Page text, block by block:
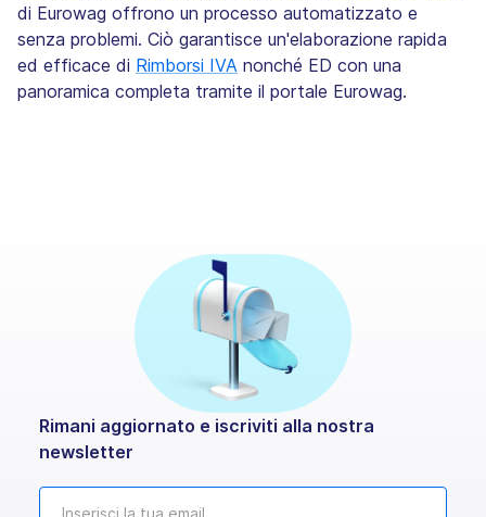
di Eurowag offrono un processo automatizzato e
senza problemi. Ciò garantisce un'elaborazione rapida
ed efficace di Rimborsi IVA nonché ED con una
panoramica completa tramite il portale Eurowag.
Rimani aggiornato e iscriviti alla nostra
newsletter